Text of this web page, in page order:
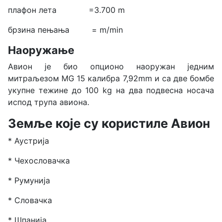
плафон лета =3.700 m
брзина пењања = m/min
Наоружање
Авион је био опционо наоружан једним
митраљезом MG 15 калибра 7,92mm и са две бомбе
укупне тежине до 100 kg на два подвесна носача
испод трупа авиона.
Земље које су користиле Авион
* Аустрија
* Чехословачка
* Румунија
* Словачка